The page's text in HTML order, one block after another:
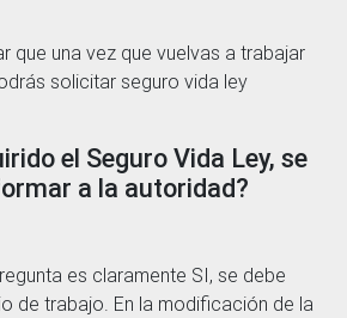
que una vez que vuelvas a trabajar
solicitar seguro vida ley
el Seguro Vida Ley, se
a la autoridad?
es claramente SI, se debe
de trabajo. En la modificación de la